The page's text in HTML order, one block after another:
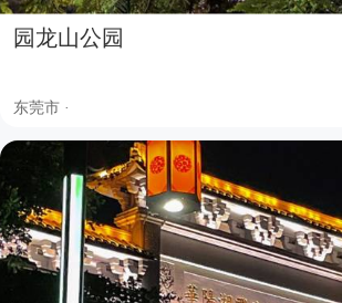
园龙山公园
东莞市 ·